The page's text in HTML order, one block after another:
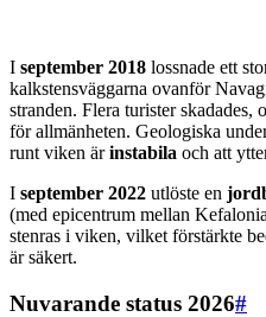
I september 2018 lossnade ett
kalkstensväggarna ovanför
stranden. Flera turister skadades,
för allmänheten. Geologiska
runt viken ärinstabila och att
I september 2022 utlöste en
(med epicentrum mellan
stenras i viken, vilket förstärkte
är säkert.
Nuvarande status 2026#